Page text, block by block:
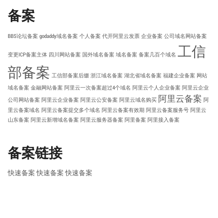
备案
BBS论坛备案 godaddy域名备案 个人备案 代开阿里云发票 企业备案 公司域名网站备案
变更ICP备案主体 四川网站备案 国外域名备案 域名备案 备案几百个域名 工信
部备案 工信部备案后缀 浙江域名备案 湖北省域名备案 福建企业备案 网站
域名备案 金融网站备案 阿里云一次备案超过4个域名 阿里云个人企业备案 阿里云企业
公司网站备案 阿里云企业备案 阿里云公安备案 阿里云域名购买 阿里云备案 阿
里云备案域名 阿里云备案提交多个域名 阿里云备案有效期 阿里云备案服务号 阿里云
山东备案 阿里云新增域名备案 阿里云服务器备案 阿里备案 阿里接入备案
备案链接
快速备案 快速备案 快速备案